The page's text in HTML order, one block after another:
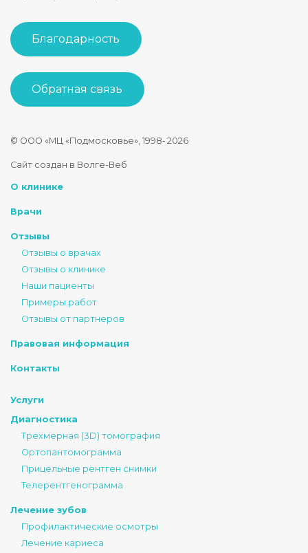
Благодарность
Обратная связь
© ООО «МЦ «Подмосковье», 1998‑ 2026
Стоматология Подмосковье
+7 4852 74-45-45
Сайт создан в Волге-Веб
О клинике
Врачи
Отзывы
Отзывы о врачах
Отзывы о клинике
Наши пациенты
Примеры работ
Отзывы от партнеров
Правовая информация
Контакты
Услуги
Диагностика
Трехмерная (3D) томография
Ортопантомограмма
Прицельные рентген снимки
Телерентгенограмма
Лечение зубов
Профилактические осмотры
Лечение кариеса